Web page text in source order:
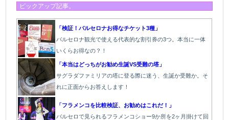
ピックアップ記事。
「検証！バルセロナお得なチケット3種」
バルセロナ観光で使える代表的な割引券の3つ。本当に一体
いくらお得なの？！
「本当はどっちがお勧め生誕VS受難の塔」
サグラダファミリアの塔に登る際に迷う、生誕か受難か。そ
れに正面からお答えします！
「フラメンコを比較検証、お勧めはこれだ！」
バルセロで見られるフラメンコショー9か所を2ヶ月掛けて回